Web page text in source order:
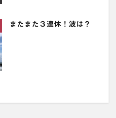
またまた３連休！波は？